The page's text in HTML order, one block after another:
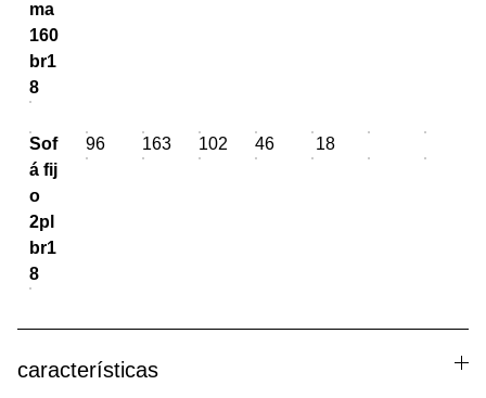
ma
160
br1
8
Sof
á fij
o
2pl
br1
8
96 163 102 46 18
características